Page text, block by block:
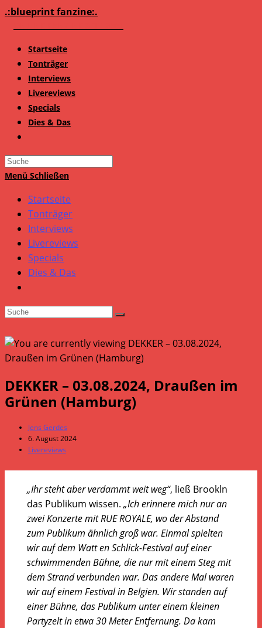
Zum
.:blueprint fanzine:.
Startseite
Tonträger
Interviews
Livereviews
Specials
Dies & Das
Search
this
Menü Schließen
Startseite
Tonträger
Interviews
Livereviews
Specials
Dies & Das
DEKKER – 03.08.2024, Draußen im
Grünen (Hamburg)
Beitrags-
Autor:
Jens Gerdes
Beitrag
veröffentlicht:
6. August 2024
Beitrags-
Livereviews
„Ihr steht aber verdammt weit weg“, ließ Brookln
das Publikum wissen. „Ich erinnere mich nur an
zwei Konzerte mit RUE ROYALE, wo der Abstand
zum Publikum ähnlich groß war. Einmal spielten
wir auf dem Watt en Schlick-Festival auf einer
schwimmenden Bühne, die nur mit einem Steg mit
dem Strand verbunden war. Das andere Mal waren
wir auf einem Festival in Belgien. Wir standen auf
einer Bühne, das Publikum unter einem kleinen
Partyzelt in etwa 30 Meter Entfernung. Da kam